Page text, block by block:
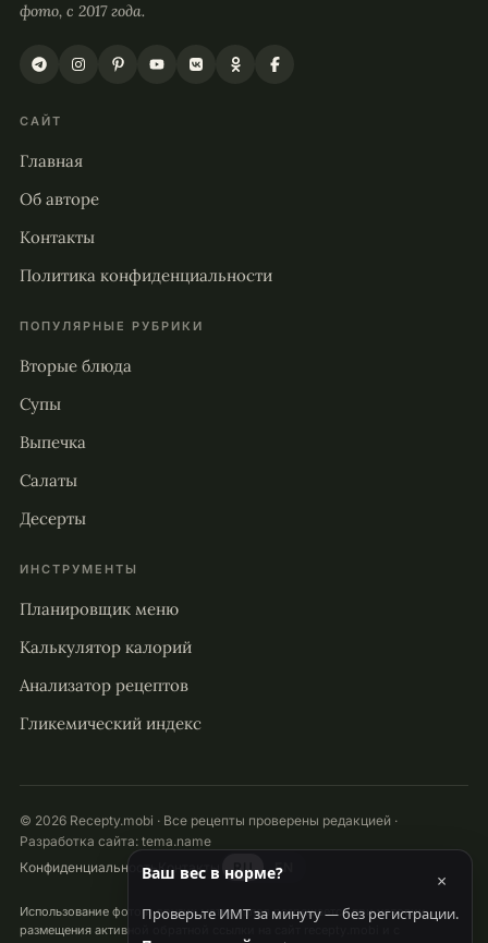
фото, с 2017 года.
САЙТ
Главная
Об авторе
Контакты
Политика конфиденциальности
ПОПУЛЯРНЫЕ РУБРИКИ
Вторые блюда
Супы
Выпечка
Салаты
Десерты
ИНСТРУМЕНТЫ
Планировщик меню
Калькулятор калорий
Анализатор рецептов
Гликемический индекс
© 2026 Recepty.mobi · Все рецепты проверены редакцией ·
Разработка сайта: tema.name
КонфиденциальностьКонтакты RU EN
Использование фото и других материалов разрешается при условии
размещения активной обратной ссылки на сайт recepty.mobi и с
Ваш вес в норме? ×
Проверьте ИМТ за минуту — без регистрации.